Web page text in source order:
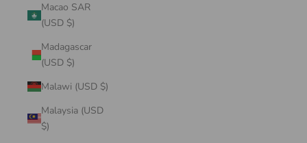
Macao SAR
(USD $)
Madagascar
(USD $)
Malawi (USD $)
Malaysia (USD
$)